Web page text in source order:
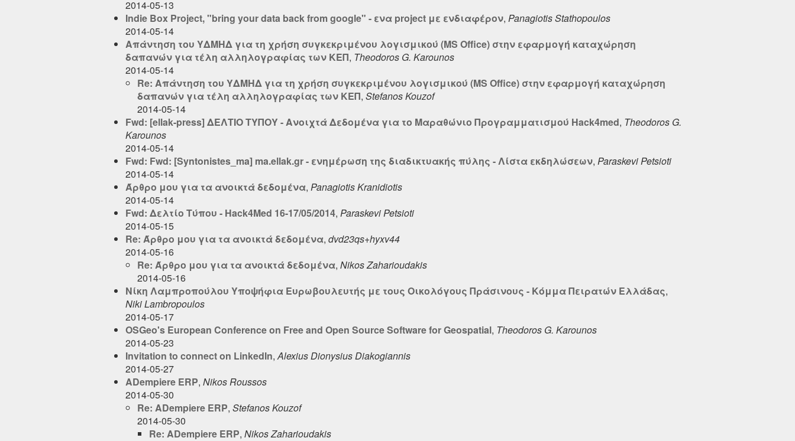
2014-05-13
Indie Box Project, "bring your data back from google" - ενα project με ενδιαφέρον, Panagiotis Stathopoulos
2014-05-14
Απάντηση του ΥΔΜΗΔ για τη χρήση συγκεκριμένου λογισμικού (MS Office) στην εφαρμογή καταχώρηση
δαπανών για τέλη αλληλογραφίας των ΚΕΠ, Theodoros G. Karounos
2014-05-14
Re: Απάντηση του ΥΔΜΗΔ για τη χρήση συγκεκριμένου λογισμικού (MS Office) στην εφαρμογή καταχώρηση
δαπανών για τέλη αλληλογραφίας των ΚΕΠ, Stefanos Kouzof
2014-05-14
Fwd: [ellak-press] ΔΕΛΤΙΟ ΤΥΠΟΥ - Ανοιχτά Δεδομένα για το Μαραθώνιο Προγραμματισμού Hack4med, Theodoros G.
Karounos
2014-05-14
Fwd: Fwd: [Syntonistes_ma] ma.ellak.gr - ενημέρωση της διαδικτυακής πύλης - Λίστα εκδηλώσεων, Paraskevi Petsioti
2014-05-14
Άρθρο μου για τα ανοικτά δεδομένα, Panagiotis Kranidiotis
2014-05-14
Fwd: Δελτίο Τύπου - Hack4Med 16-17/05/2014, Paraskevi Petsioti
2014-05-15
Re: Άρθρο μου για τα ανοικτά δεδομένα, dvd23qs+hyxv44
2014-05-16
Re: Άρθρο μου για τα ανοικτά δεδομένα, Nikos Zaharioudakis
2014-05-16
Νίκη Λαμπροπούλου Υποψήφια Ευρωβουλευτής με τους Οικολόγους Πράσινους - Κόμμα Πειρατών Ελλάδας,
Niki Lambropoulos
2014-05-17
OSGeo's European Conference on Free and Open Source Software for Geospatial, Theodoros G. Karounos
2014-05-23
Invitation to connect on LinkedIn,Alexius Dionysius Diakogiannis
2014-05-27
ADempiere ERP, Nikos Roussos
2014-05-30
Re: ADempiere ERP, Stefanos Kouzof
2014-05-30
Re: ADempiere ERP, Nikos Zaharioudakis